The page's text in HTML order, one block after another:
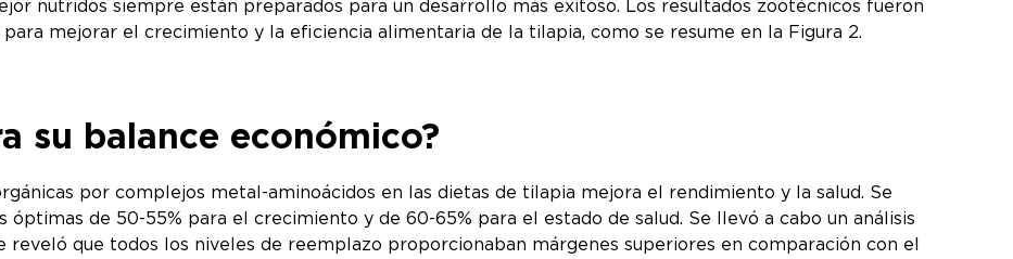
nutridos siempre están preparados para un desarrollo más exitoso. Los resultados zootécnicos fueron
mejorar el crecimiento y la eficiencia alimentaria de la tilapia, como se resume en la Figura 2.
su balance económico?
por complejos metal-aminoácidos en las dietas de tilapia mejora el rendimiento y la salud. Se
óptimas de 50-55% para el crecimiento y de 60-65% para el estado de salud. Se llevó a cabo un análisis
reveló que todos los niveles de reemplazo proporcionaban márgenes superiores en comparación con el